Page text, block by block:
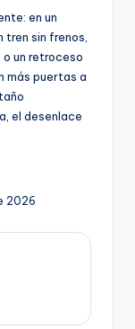
en un
tren sin frenos,
un retroceso
más puertas a
el desenlace
2026